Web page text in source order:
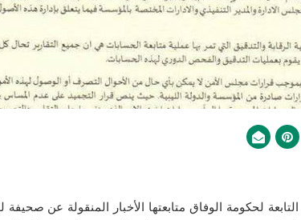
لحكومة الوفاق متابعتها الأخبار المنقولة عن